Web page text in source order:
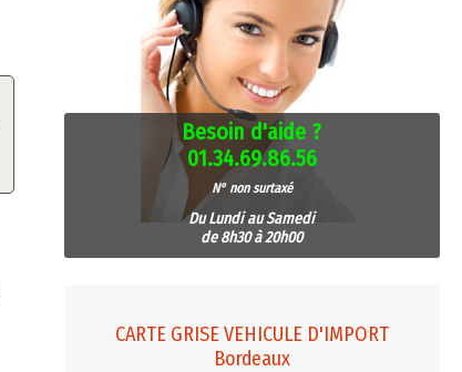
Besoin d'aide ?
01.34.69.86.56
N° non surtaxé
Du Lundi au Samedi
de 8h30 à 20h00
CARTE GRISE VEHICULE D'IMPORT
Bordeaux